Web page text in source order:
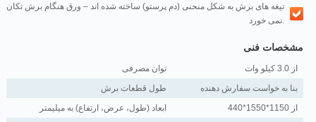
تیغه های برش به شکل منحنی (دم پرستو) ساخته شده اند – ورق هنگام برش تکان
مشخصات فنی
توان مصرفی
از 3.0 کیلو وات
طول قطعات برش
بنا به خواست سفارش دهنده
ابعاد (طول، عرض، ارتفاع) به میلیمتر
از 1150*1550*440